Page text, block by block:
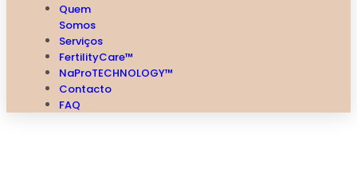
Quem
Somos
Serviços
FertilityCare™
NaProTECHNOLOGY™
Contacto
FAQ